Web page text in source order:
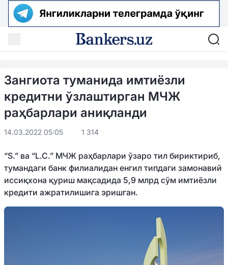
Зангиота туманида имтиёзли
кредитни ўзлаштирган МЧЖ
раҳбарлари аниқланди
14.03.2022 05:05 1 314
“S.” ва “L.C.” МЧЖ раҳбарлари ўзаро тил бириктириб,
тумандаги банк филиалидан енгил типдаги замонавий
иссиқхона қуриш мақсадида 5,9 млрд сўм имтиёзли
кредити ажратилишига эришган.